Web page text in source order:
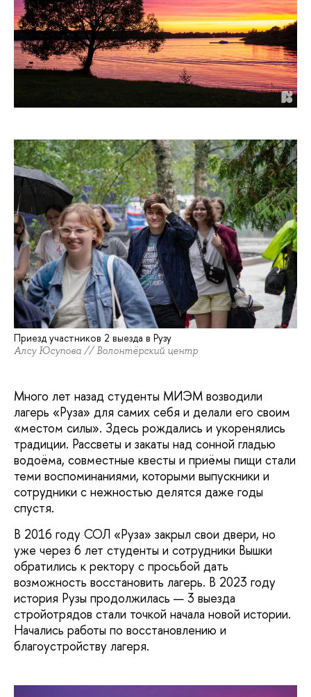
Приезд участников 2 выезда в Рузу
Алсу Юсупова // Волонтёрский центр
Много лет назад студенты МИЭМ возводили
лагерь «Руза» для самих себя и делали его своим
«местом силы». Здесь рождались и укоренялись
традиции. Рассветы и закаты над сонной гладью
водоёма, совместные квесты и приёмы пищи стали
теми воспоминаниями, которыми выпускники и
сотрудники с нежностью делятся даже годы
спустя.
В 2016 году СОЛ «Руза» закрыл свои двери, но
уже через 6 лет студенты и сотрудники Вышки
обратились к ректору с просьбой дать
возможность восстановить лагерь. В 2023 году
история Рузы продолжилась — 3 выезда
стройотрядов стали точкой начала новой истории.
Начались работы по восстановлению и
благоустройству лагеря.